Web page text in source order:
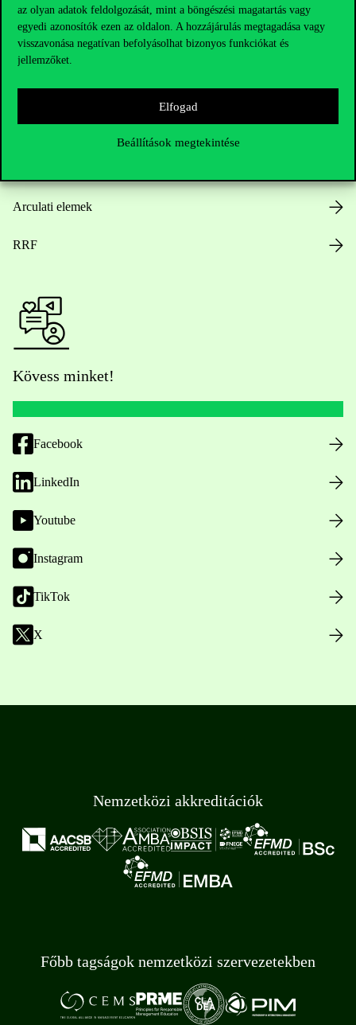
az olyan adatok feldolgozását, mint a böngészési magatartás vagy
egyedi azonosítók ezen az oldalon. A hozzájárulás megtagadása vagy
visszavonása negatívan befolyásolhat bizonyos funkciókat és
jellemzőket.
Elfogad
Beállítások megtekintése
Nyitvatartás
Házirend
Arculati elemek
RRF
Kövess minket!
Facebook
LinkedIn
Youtube
Instagram
TikTok
X
Nemzetközi akkreditációk
Főbb tagságok nemzetközi szervezetekben